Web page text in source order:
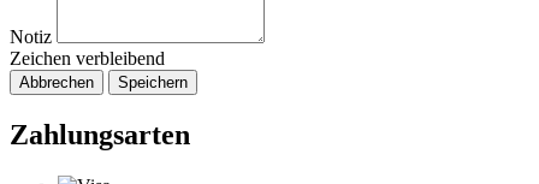
Notiz
Zeichen verbleibend
Abbrechen Speichern
Zahlungsarten